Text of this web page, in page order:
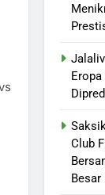
Club
Besar